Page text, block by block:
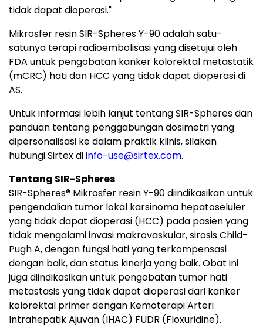
tidak dapat dioperasi."
Mikrosfer resin SIR-Spheres Y-90 adalah satu-
satunya terapi radioembolisasi yang disetujui oleh
FDA untuk pengobatan kanker kolorektal metastatik
(mCRC) hati dan HCC yang tidak dapat dioperasi di
AS.
Untuk informasi lebih lanjut tentang SIR-Spheres dan
panduan tentang penggabungan dosimetri yang
dipersonalisasi ke dalam praktik klinis, silakan
hubungi Sirtex diinfo-use@sirtex.com.
Tentang SIR-Spheres
SIR-Spheres® Mikrosfer resin Y-90 diindikasikan untuk
pengendalian tumor lokal karsinoma hepatoseluler
yang tidak dapat dioperasi (HCC) pada pasien yang
tidak mengalami invasi makrovaskular, sirosis Child-
Pugh A, dengan fungsi hati yang terkompensasi
dengan baik, dan status kinerja yang baik. Obat ini
juga diindikasikan untuk pengobatan tumor hati
metastasis yang tidak dapat dioperasi dari kanker
kolorektal primer dengan Kemoterapi Arteri
Intrahepatik Ajuvan (IHAC) FUDR (Floxuridine).